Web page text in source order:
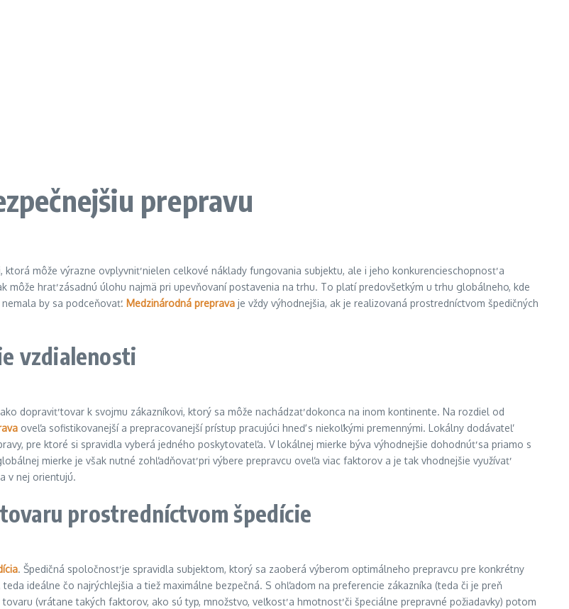
prepravu
môže výrazne ovplyvniť nielen celkové náklady fungovania subjektu, ale i jeho konkurencieschopnosť a
môže hrať zásadnú úlohu najmä pri upevňovaní postavenia na trhu. To platí predovšetkým u trhu globálneho, kde
by sa podceňovať. Medzinárodná preprava je vždy výhodnejšia, ak je realizovaná prostredníctvom špedičných
vzdialenosti
dopraviť tovar k svojmu zákazníkovi, ktorý sa môže nachádzať dokonca na inom kontinente. Na rozdiel od
oveľa sofistikovanejší a prepracovanejší prístup pracujúci hneď s niekoľkými premennými. Lokálny dodávateľ
pre ktoré si spravidla vyberá jedného poskytovateľa. V lokálnej mierke býva výhodnejšie dohodnúť sa priamo s
mierke je však nutné zohľadňovať pri výbere prepravcu oveľa viac faktorov a je tak vhodnejšie využívať
v nej orientujú.
prostredníctvom špedície
. Špedičná spoločnosť je spravidla subjektom, ktorý sa zaoberá výberom optimálneho prepravcu pre konkrétny
ideálne čo najrýchlejšia a tiež maximálne bezpečná. S ohľadom na preferencie zákazníka (teda či je preň
(vrátane takých faktorov, ako sú typ, množstvo, veľkosť a hmotnosť či špeciálne prepravné požiadavky) potom